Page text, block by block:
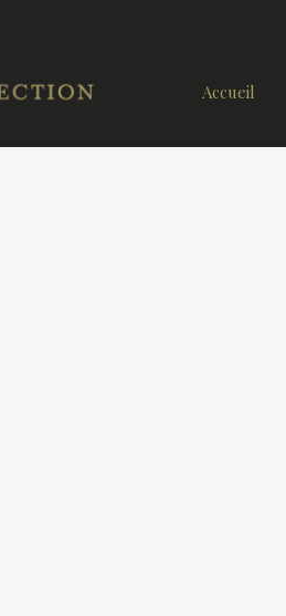
Accueil